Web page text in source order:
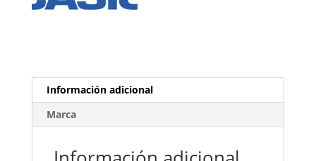
Información adicional
Marca